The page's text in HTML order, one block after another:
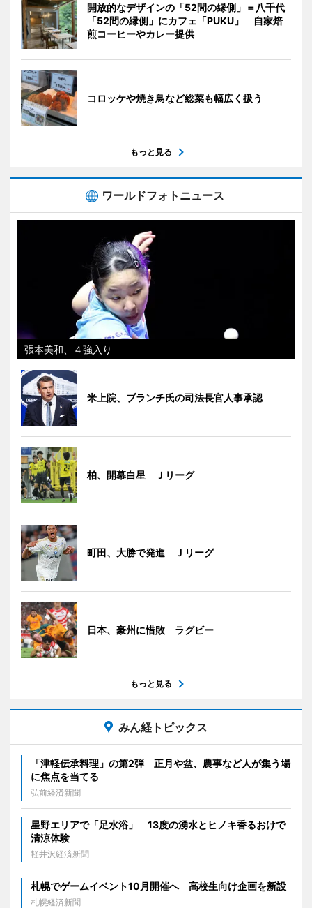
開放的なデザインの「52間の縁側」＝八千代
「52間の縁側」にカフェ「PUKU」 自家焙
煎コーヒーやカレー提供
コロッケや焼き鳥など総菜も幅広く扱う
もっと見る
ワールドフォトニュース
張本美和、４強入り
米上院、ブランチ氏の司法長官人事承認
柏、開幕白星 Ｊリーグ
町田、大勝で発進 Ｊリーグ
日本、豪州に惜敗 ラグビー
もっと見る
みん経トピックス
「津軽伝承料理」の第2弾 正月や盆、農事など人が集う場
に焦点を当てる
弘前経済新聞
星野エリアで「足水浴」 13度の湧水とヒノキ香るおけで
清涼体験
軽井沢経済新聞
札幌でゲームイベント10月開催へ 高校生向け企画を新設
札幌経済新聞